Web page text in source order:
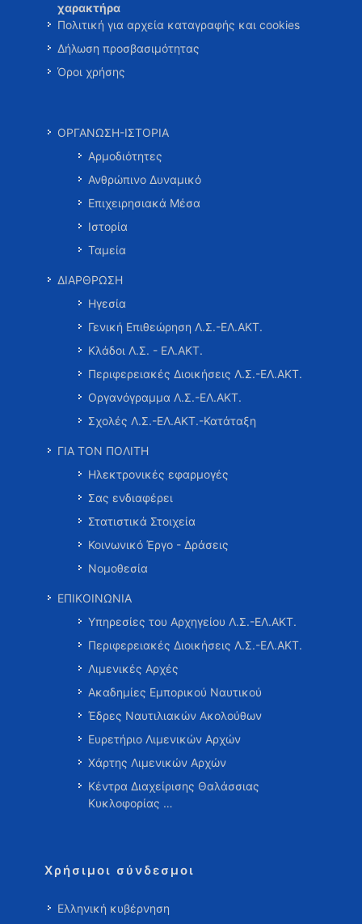
χαρακτήρα
Πολιτική για αρχεία καταγραφής και cookies
Δήλωση προσβασιμότητας
Όροι χρήσης
ΟΡΓΑΝΩΣΗ-ΙΣΤΟΡΙΑ
Αρμοδιότητες
Ανθρώπινο Δυναμικό
Επιχειρησιακά Μέσα
Ιστορία
Ταμεία
ΔΙΑΡΘΡΩΣΗ
Ηγεσία
Γενική Επιθεώρηση Λ.Σ.-ΕΛ.ΑΚΤ.
Κλάδοι Λ.Σ. - ΕΛ.ΑΚΤ.
Περιφερειακές Διοικήσεις Λ.Σ.-ΕΛ.ΑΚΤ.
Οργανόγραμμα Λ.Σ.-ΕΛ.ΑΚΤ.
Σχολές Λ.Σ.-ΕΛ.ΑΚΤ.-Κατάταξη
ΓΙΑ ΤΟΝ ΠΟΛΙΤΗ
Ηλεκτρονικές εφαρμογές
Σας ενδιαφέρει
Στατιστικά Στοιχεία
Κοινωνικό Έργο - Δράσεις
Νομοθεσία
ΕΠΙΚΟΙΝΩΝΙΑ
Υπηρεσίες του Αρχηγείου Λ.Σ.-ΕΛ.ΑΚΤ.
Περιφερειακές Διοικήσεις Λ.Σ.-ΕΛ.ΑΚΤ.
Λιμενικές Αρχές
Ακαδημίες Εμπορικού Ναυτικού
Έδρες Ναυτιλιακών Ακολούθων
Ευρετήριο Λιμενικών Αρχών
Χάρτης Λιμενικών Αρχών
Κέντρα Διαχείρισης Θαλάσσιας
Κυκλοφορίας …
Χρήσιμοι σύνδεσμοι
Ελληνική κυβέρνηση